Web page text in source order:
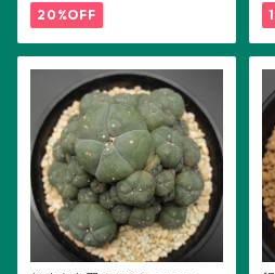
20%OFF